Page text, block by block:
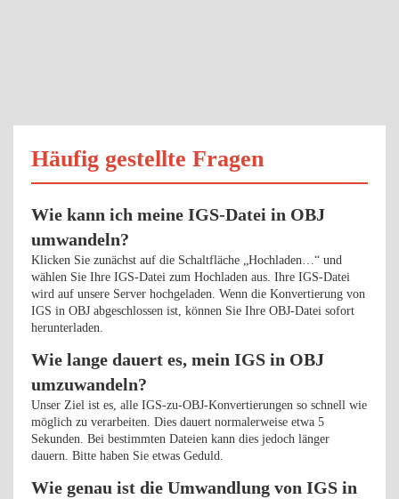
Häufig gestellte Fragen
Wie kann ich meine IGS-Datei in OBJ
umwandeln?
Klicken Sie zunächst auf die Schaltfläche „Hochladen…“ und
wählen Sie Ihre IGS-Datei zum Hochladen aus. Ihre IGS-Datei
wird auf unsere Server hochgeladen. Wenn die Konvertierung von
IGS in OBJ abgeschlossen ist, können Sie Ihre OBJ-Datei sofort
herunterladen.
Wie lange dauert es, mein IGS in OBJ
umzuwandeln?
Unser Ziel ist es, alle IGS-zu-OBJ-Konvertierungen so schnell wie
möglich zu verarbeiten. Dies dauert normalerweise etwa 5
Sekunden. Bei bestimmten Dateien kann dies jedoch länger
dauern. Bitte haben Sie etwas Geduld.
Wie genau ist die Umwandlung von IGS in